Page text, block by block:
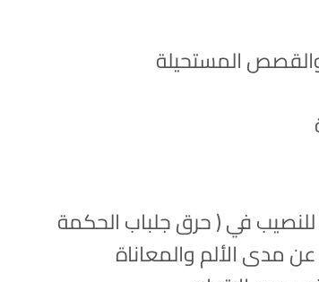
المستحيلة
في ( حرق جلباب الحكمة
عن مدى الألم والمعاناة